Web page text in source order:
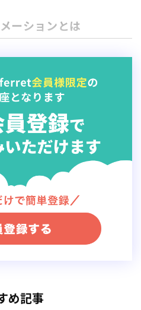
ーションとは
ョンとは、マーケティング
務を自動化し、効率化を図
めに使われるツールを指し
載します。
め記事